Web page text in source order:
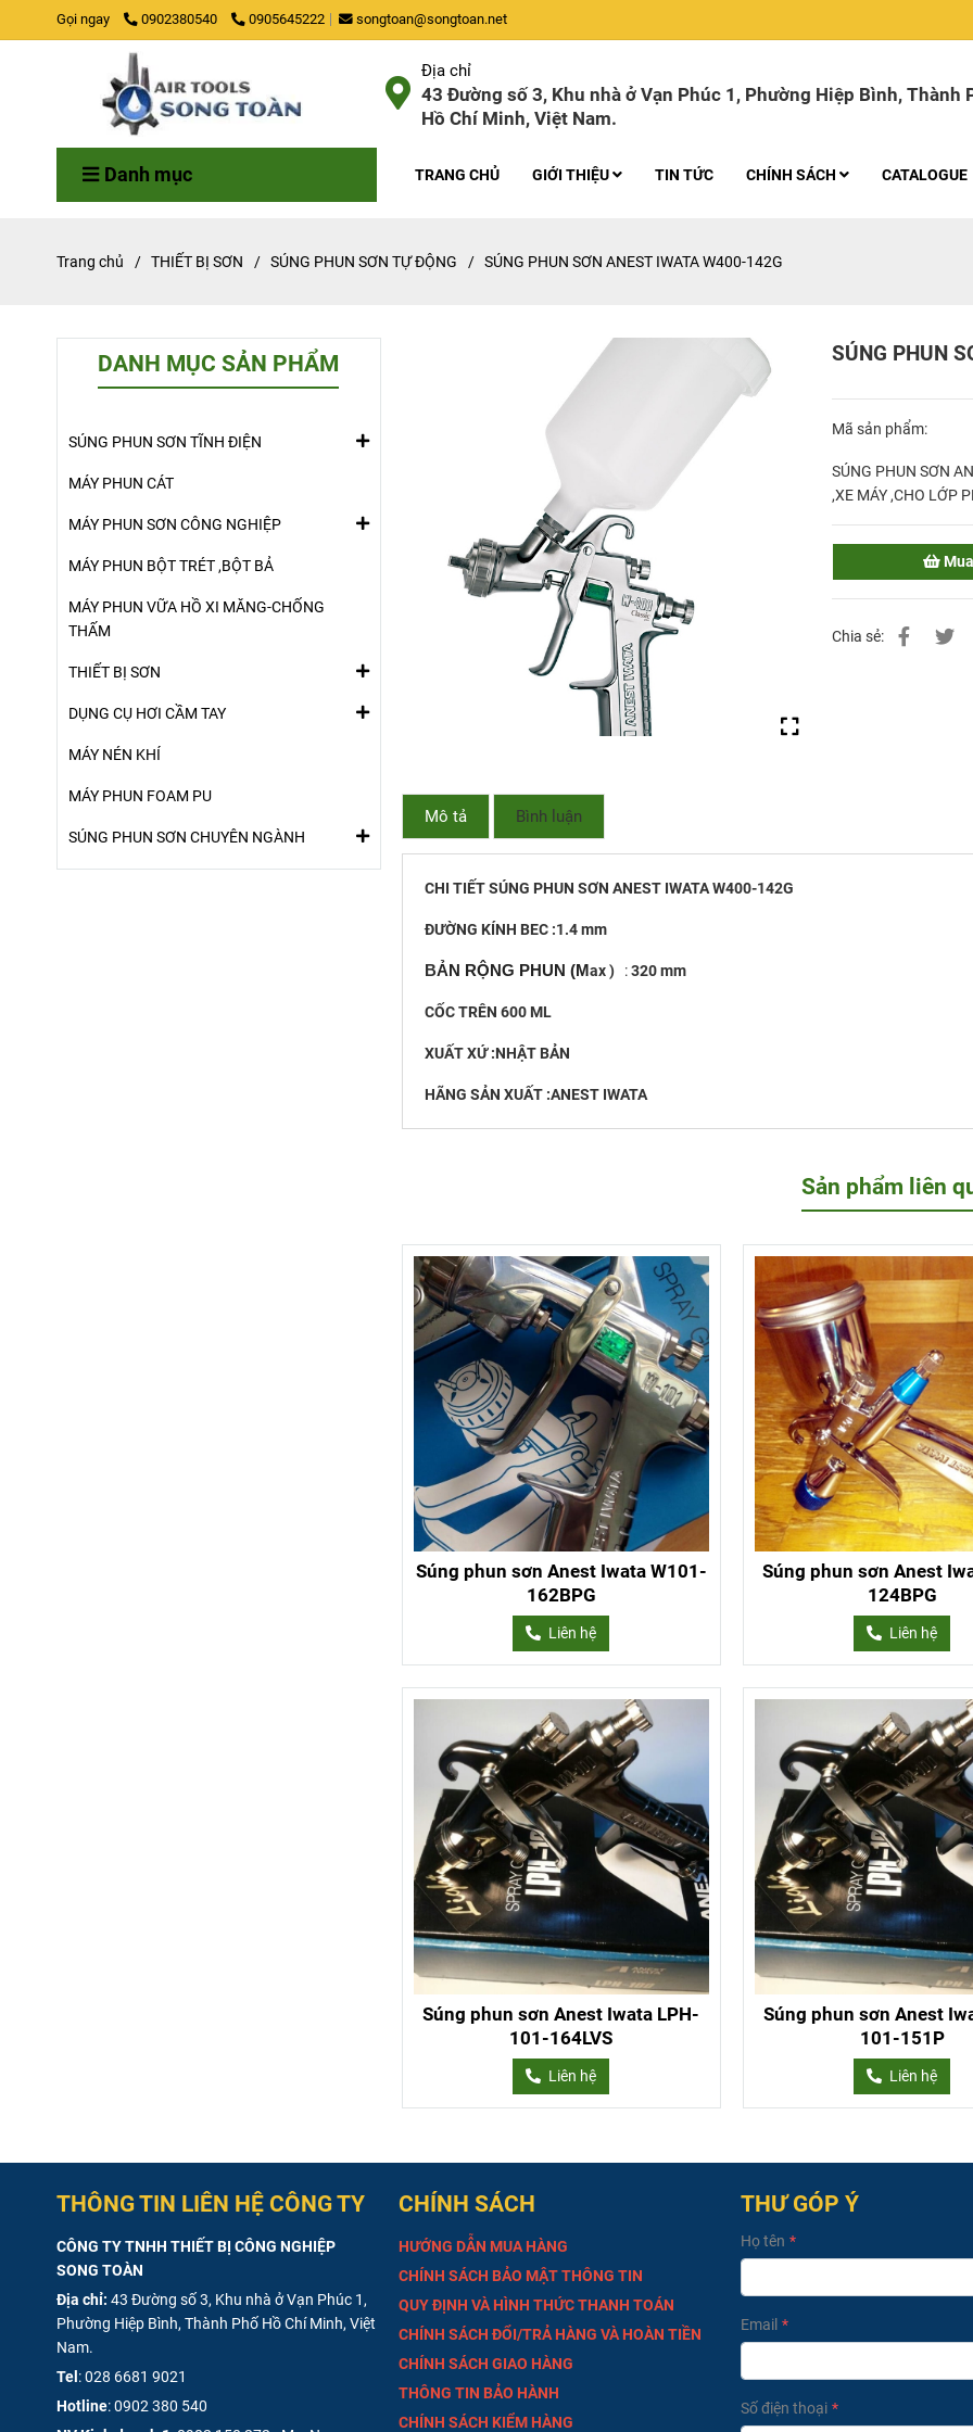
Gọi ngay 0902380540 0905645222 songtoan@songtoan.net
Địa chỉ
43 Đường số 3, Khu nhà ở Vạn Phúc 1, Phường Hiệp Bình, Thành
Hồ Chí Minh, Việt Nam.
Danh mục TRANG CHỦ GIỚI THIỆU TIN TỨC CHÍNH SÁCH CATALOGUE
Trang chủ / THIẾT BỊ SƠN / SÚNG PHUN SƠN TỰ ĐỘNG / SÚNG PHUN SƠN ANEST IWATA W400-142G
SÚNG PHUN
Mã sản phẩm:
SÚNG PHUN SƠN
,XE MÁY ,CHO LỚP
Chia sẻ:
Mô tả Bình luận
CHI TIẾT SÚNG PHUN SƠN ANEST IWATA W400-142G
ĐƯỜNG KÍNH BEC :1.4 mm
BẢN RỘNG PHUN (Max ):320 mm
CỐC TRÊN 600 ML
XUẤT XỨ :NHẬT BẢN
HÃNG SẢN XUẤT :ANEST IWATA
Sản phẩm liên
Súng phun sơn Anest Iwata W101-
162BPG
Liên hệ
Súng phun sơn Anest
124BPG
Liên hệ
Súng phun sơn Anest Iwata LPH-
101-164LVS
Liên hệ
Súng phun sơn Anest
101-151P
Liên hệ
DANH MỤC SẢN PHẨM
SÚNG PHUN SƠN TĨNH ĐIỆN
MÁY PHUN CÁT
MÁY PHUN SƠN CÔNG NGHIỆP
MÁY PHUN BỘT TRÉT ,BỘT BẢ
MÁY PHUN VỮA HỒ XI MĂNG-CHỐNG
THẤM
THIẾT BỊ SƠN
DỤNG CỤ HƠI CẦM TAY
MÁY NÉN KHÍ
MÁY PHUN FOAM PU
SÚNG PHUN SƠN CHUYÊN NGÀNH
THÔNG TIN LIÊN HỆ CÔNG TY
CÔNG TY TNHH THIẾT BỊ CÔNG NGHIỆP
SONG TOÀN
Địa chỉ: 43 Đường số 3, Khu nhà ở Vạn Phúc 1,
Phường Hiệp Bình, Thành Phố Hồ Chí Minh, Việt
Nam.
Tel :028 6681 9021
Hotline:0902 380 540
CHÍNH SÁCH
HƯỚNG DẪN MUA HÀNG
CHÍNH SÁCH BẢO MẬT THÔNG TIN
QUY ĐỊNH VÀ HÌNH THỨC THANH TOÁN
CHÍNH SÁCH ĐỔI/TRẢ HÀNG VÀ HOÀN TIỀN
CHÍNH SÁCH GIAO HÀNG
THÔNG TIN BẢO HÀNH
CHÍNH SÁCH KIỂM HÀNG
THƯ GÓP Ý
Họ tên
Email
Số điện thoại